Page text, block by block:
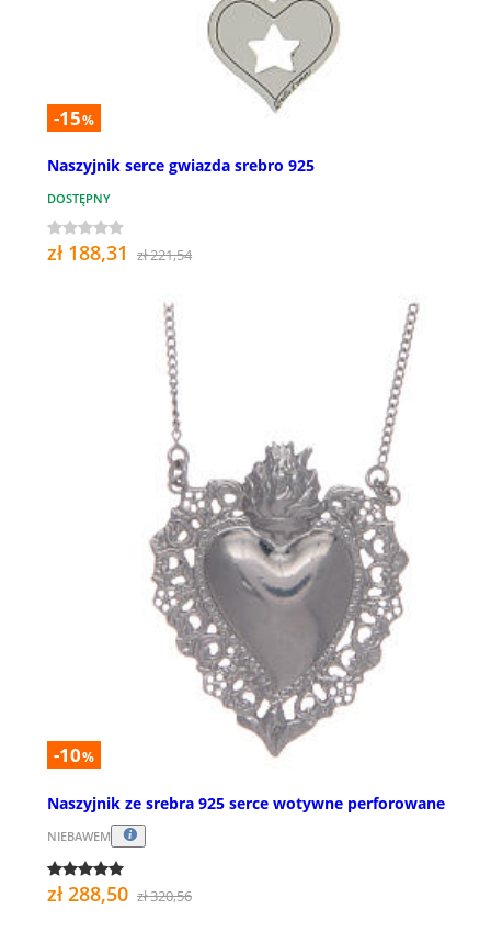
-15%
Naszyjnik serce gwiazda srebro 925
DOSTĘPNY
zł 188,31 zł 221,54
-10%
Naszyjnik ze srebra 925 serce wotywne perforowane
NIEBAWEM
zł 288,50 zł 320,56